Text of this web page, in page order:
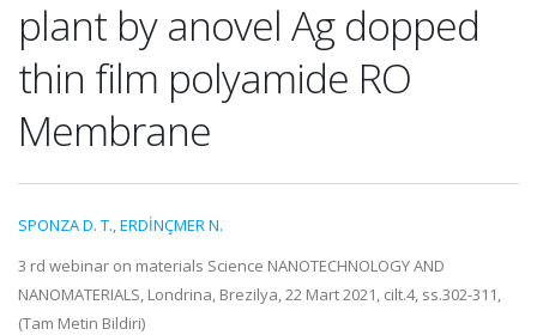
plant by anovel Ag dopped
thin film polyamide RO
Membrane
SPONZA D. T.,ERDİNÇMER N.
3 rd webinar on materials Science NANOTECHNOLOGY AND
NANOMATERIALS, Londrina, Brezilya, 22 Mart 2021, cilt.4, ss.302-311,
(Tam Metin Bildiri)